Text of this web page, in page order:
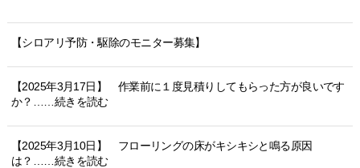
【シロアリ予防・駆除のモニター募集】
【2025年3月17日】 作業前に１度見積りしてもらった方が良いです
か？……続きを読む
【2025年3月10日】 フローリングの床がキシキシと鳴る原因
は？……続きを読む